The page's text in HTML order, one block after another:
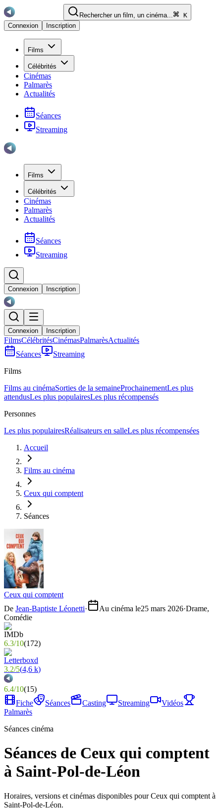
Rechercher un film, un cinéma...
K
Connexion
Inscription
Films
Célébrités
Cinémas
Palmarès
Actualités
Séances
Streaming
Films
Célébrités
Cinémas
Palmarès
Actualités
Séances
Streaming
Connexion Inscription
Connexion Inscription
FilmsCélébritésCinémasPalmarèsActualités
Séances
Streaming
Films
Films au cinémaSorties de la semaineProchainementLes plus
attendusLes plus populairesLes plus récompensés
Personnes
Les plus populairesRéalisateurs en salleLes plus récompensées
Accueil
Films au cinéma
Ceux qui comptent
Séances
Ceux qui comptent
De Jean-Baptiste Léonetti· Au cinéma le25 mars 2026·Drame,
Comédie
6.3/10(172)
3.2/5(4,6 k)
6.4/10(15)
Fiche
Séances Casting Streaming
Vidéos
Palmarès
Séances cinéma
Séances de Ceux qui comptent
à Saint-Pol-de-Léon
Horaires, versions et cinémas disponibles pour Ceux qui comptent à
Saint-Pol-de-Léon.